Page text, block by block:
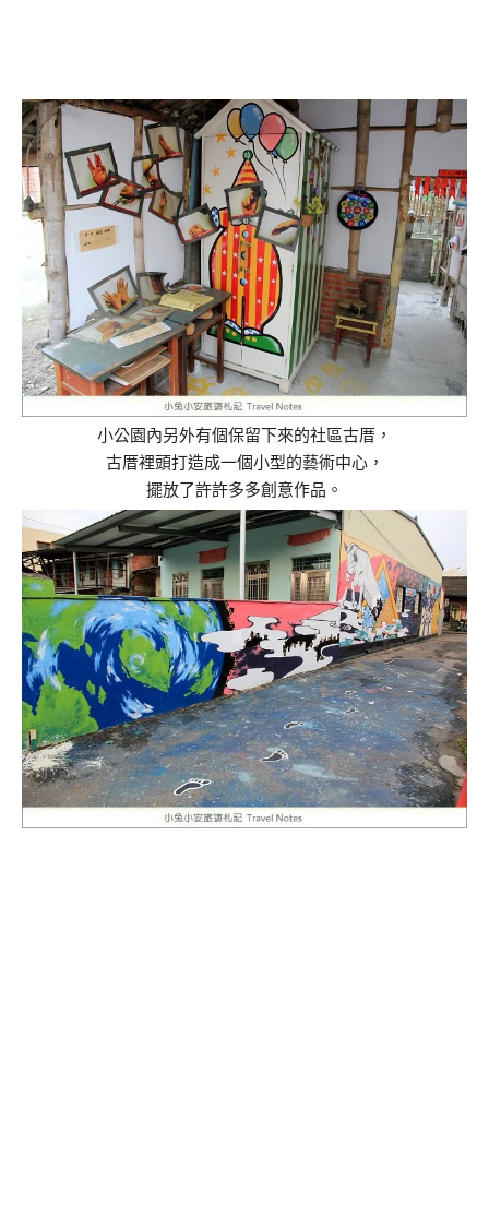
小公園內另外有個保留下來的社區古厝，
古厝裡頭打造成一個小型的藝術中心，
擺放了許許多多創意作品。